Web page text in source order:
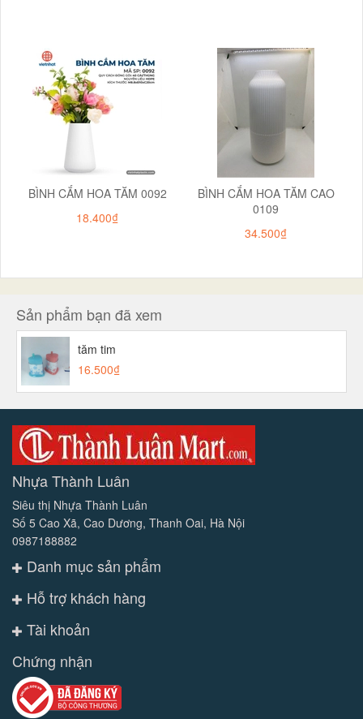
BÌNH CẮM HOA TĂM 0092
18.400₫
BÌNH CẮM HOA TĂM CAO
0109
34.500₫
Sản phẩm bạn đã xem
tăm tim
16.500₫
Nhựa Thành Luân
Siêu thị Nhựa Thành Luân
Số 5 Cao Xã, Cao Dương, Thanh Oai, Hà Nội
0987188882
Danh mục sản phẩm
Hỗ trợ khách hàng
Tài khoản
Chứng nhận